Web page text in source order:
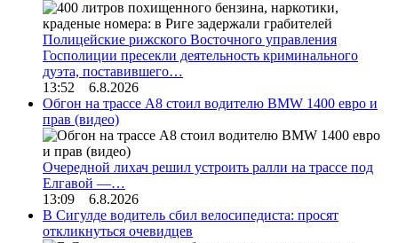
Полицейские рижского Восточного управления
Госполиции пресекли деятельность криминального
дуэта, поставившего…
13:52 6.8.2026
Обгон на трассе А8 стоил водителю BMW 1400 евро и
прав (видео)
Очередной лихач решил устроить ралли на трассе под
Елгавой —…
13:09 6.8.2026
В Сигулде водитель сбил велосипедиста: просят
откликнуться очевидцев